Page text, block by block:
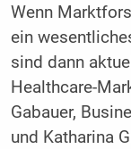
Wenn
ein
sind dann
Healthcare-
Gabauer,
und Katharina